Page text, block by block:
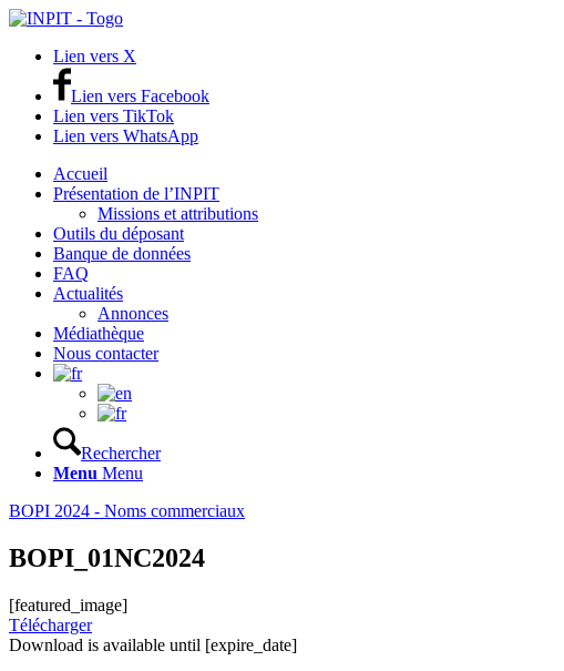
Lien vers X
Lien vers Facebook
Lien vers TikTok
Lien vers WhatsApp
Accueil
Présentation de l’INPIT
Missions et attributions
Outils du déposant
Banque de données
FAQ
Actualités
Annonces
Médiathèque
Nous contacter
Rechercher
Menu Menu
BOPI 2024 - Noms commerciaux
BOPI_01NC2024
[featured_image]
Télécharger
Download is available until [expire_date]